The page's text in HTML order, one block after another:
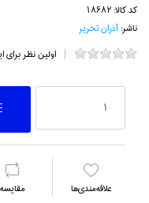
کد کالا:18682
ناشر:آذران تحرير
اولین نظر
علاقه‌مندي‌ها مقايسه